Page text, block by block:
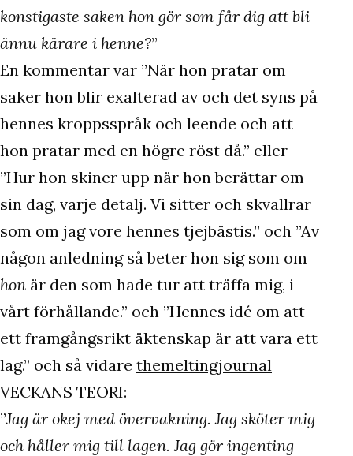
konstigaste saken hon gör som får dig att bli
ännu kärare i henne?”
En kommentar var ”När hon pratar om
saker hon blir exalterad av och det syns på
hennes kroppsspråk och leende och att
hon pratar med en högre röst då.” eller
”Hur hon skiner upp när hon berättar om
sin dag, varje detalj. Vi sitter och skvallrar
som om jag vore hennes tjejbästis.” och ”Av
någon anledning så beter hon sig som om
hon är den som hade tur att träffa mig, i
vårt förhållande.” och ”Hennes idé om att
ett framgångsrikt äktenskap är att vara ett
lag.” och så vidare themeltingjournal
VECKANS TEORI:
”Jag är okej med övervakning. Jag sköter mig
och håller mig till lagen. Jag gör ingenting